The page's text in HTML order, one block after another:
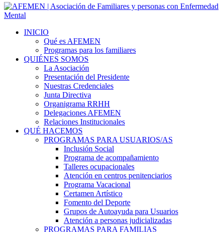
INICIO
Qué es AFEMEN
Programas para los familiares
QUIÉNES SOMOS
La Asociación
Presentación del Presidente
Nuestras Credenciales
Junta Directiva
Organigrama RRHH
Delegaciones AFEMEN
Relaciones Institucionales
QUÉ HACEMOS
PROGRAMAS PARA USUARIOS/AS
Inclusión Social
Programa de acompañamiento
Talleres ocupacionales
Atención en centros penitenciarios
Programa Vacacional
Certamen Artístico
Fomento del Deporte
Grupos de Autoayuda para Usuarios
Atención a personas judicializadas
PROGRAMAS PARA FAMILIAS